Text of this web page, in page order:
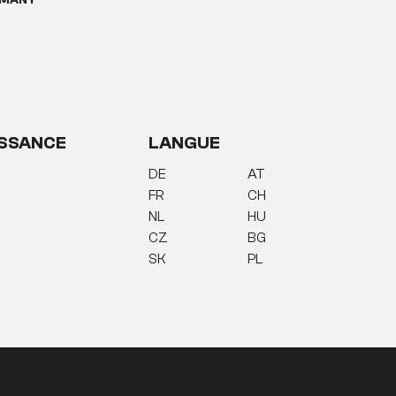
et individualisent toutes les pièces
avec des couleurs que la nature
LANGUE
DE
FR
NL
CZ
SK
AT
CH
HU
BG
PL